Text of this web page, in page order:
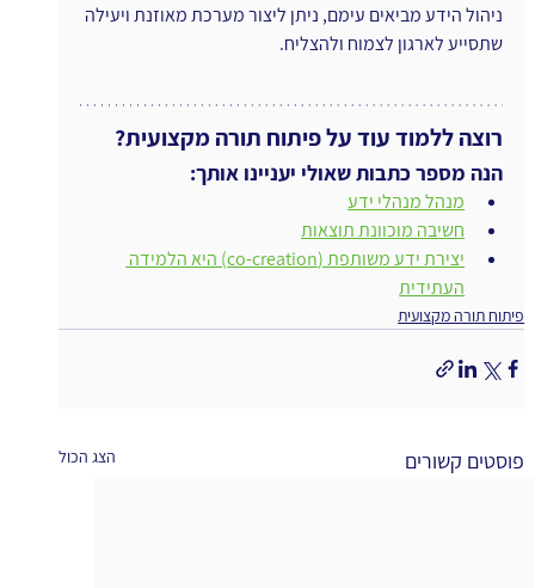
ניהול הידע מביאים עימם, ניתן ליצור מערכת מאוזנת ויעילה
שתסייע לארגון לצמוח ולהצליח.
רוצה ללמוד עוד על פיתוח תורה מקצועית?
הנה מספר כתבות שאולי יעניינו אותך:
מנהל מנהלי ידע
חשיבה מוכוונת תוצאות
יצירת ידע משותפת (co-creation) היא הלמידה
העתידית
פיתוח תורה מקצועית
פוסטים קשורים הצג הכול